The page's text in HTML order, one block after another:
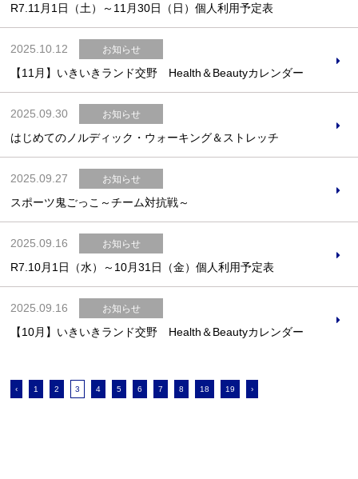
R7.11月1日（土）～11月30日（日）個人利用予定表
2025.10.12 お知らせ
【11月】いきいきランド交野 Health＆Beautyカレンダー
2025.09.30 お知らせ
はじめてのノルディック・ウォーキング＆ストレッチ
2025.09.27 お知らせ
スポーツ鬼ごっこ～チーム対抗戦～
2025.09.16 お知らせ
R7.10月1日（水）～10月31日（金）個人利用予定表
2025.09.16 お知らせ
【10月】いきいきランド交野 Health＆Beautyカレンダー
‹ 1 2 3 4 5 6 7 8 18 19 ›